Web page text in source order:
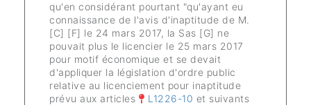
qu'en considérant pourtant "qu'ayant eu
connaissance de l'avis d'inaptitude de M.
[C] [F] le 24 mars 2017, la Sas [G] ne
pouvait plus le licencier le 25 mars 2017
pour motif économique et se devait
d'appliquer la législation d'ordre public
relative au licenciement pour inaptitude
prévu aux articles
L1226-10 et suivants